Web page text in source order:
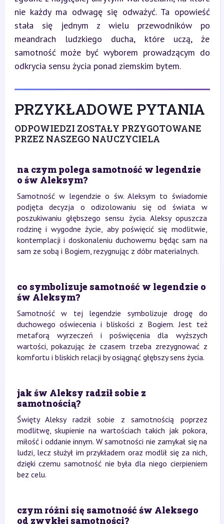
nie każdy ma odwagę się odważyć. Ta opowieść
stała się jednym z wielu przewodników po
meandrach ludzkiego ducha, które uczą, że
samotność może być wyborem prowadzącym do
odkrycia sensu życia ponad ziemskim bytem.
PRZYKŁADOWE PYTANIA
ODPOWIEDZI ZOSTAŁY PRZYGOTOWANE
PRZEZ NASZEGO NAUCZYCIELA
na czym polega samotność w legendzie
o św Aleksym?
Samotność w legendzie o św. Aleksym to świadomie
podjęta decyzja o odizolowaniu się od świata w
poszukiwaniu głębszego sensu życia. Aleksy opuszcza
rodzinę i wygodne życie, aby poświęcić się modlitwie,
kontemplacji i doskonaleniu duchowemu będąc sam na
sam ze sobą i Bogiem, rezygnując z dóbr materialnych.
co symbolizuje samotność w legendzie o
św Aleksym?
Samotność w tej legendzie symbolizuje drogę do
duchowego oświecenia i bliskości z Bogiem. Jest też
metaforą wyrzeczeń i poświęcenia dla wyższych
wartości, pokazując że czasem trzeba zrezygnować z
komfortu i bliskich relacji by osiągnąć głębszy sens życia.
jak św Aleksy radził sobie z
samotnością?
Święty Aleksy radził sobie z samotnością poprzez
modlitwę, skupienie na wartościach takich jak pokora,
miłość i oddanie innym. W samotności nie zamykał się na
ludzi, lecz służył im przykładem oraz modlił się za nich,
dzięki czemu samotność nie była dla niego cierpieniem
bez celu.
czym różni się samotność św Aleksego
od zwykłej samotności?